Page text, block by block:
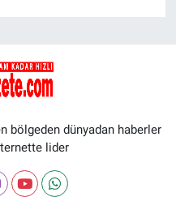
bölgeden dünyadan haberler
lider